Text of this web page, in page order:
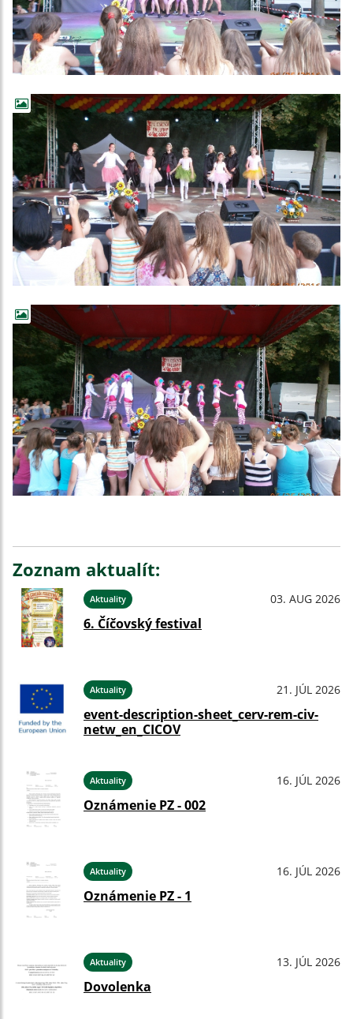
Zoznam aktualít:
Aktuality 03. AUG 2026
6. Číčovský festival
Aktuality 21. JÚL 2026
event-description-sheet_cerv-rem-civ-
netw_en_CICOV
Aktuality 16. JÚL 2026
Oznámenie PZ - 002
Aktuality 16. JÚL 2026
Oznámenie PZ - 1
Aktuality 13. JÚL 2026
Dovolenka